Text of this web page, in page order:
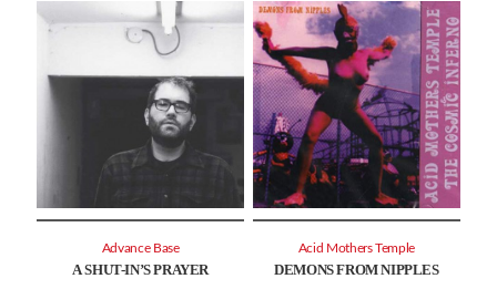
A SHUT-IN’S PRAYER
Advance Base
DEMONS FROM NIPPLES
Acid Mothers Temple